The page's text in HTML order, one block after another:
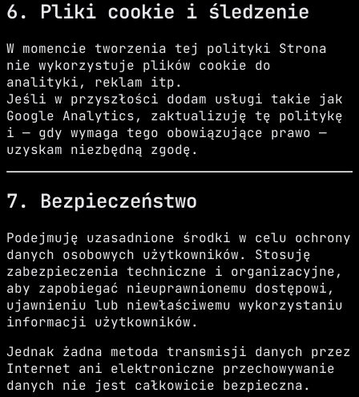
6. Pliki cookie i śledzenie
W momencie tworzenia tej polityki Strona
nie wykorzystuje plików cookie do
analityki, reklam itp.
Jeśli w przyszłości dodam usługi takie jak
Google Analytics, zaktualizuję tę politykę
i — gdy wymaga tego obowiązujące prawo —
uzyskam niezbędną zgodę.
7. Bezpieczeństwo
Podejmuję uzasadnione środki w celu ochrony
danych osobowych użytkowników. Stosuję
zabezpieczenia techniczne i organizacyjne,
aby zapobiegać nieuprawnionemu dostępowi,
ujawnieniu lub niewłaściwemu wykorzystaniu
informacji użytkowników.
Jednak żadna metoda transmisji danych przez
Internet ani elektroniczne przechowywanie
danych nie jest całkowicie bezpieczna.